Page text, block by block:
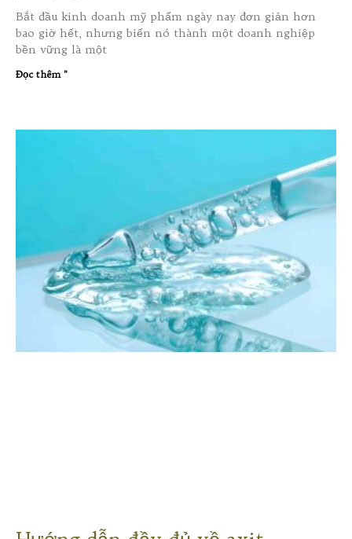
Bắt đầu kinh doanh mỹ phẩm ngày nay đơn giản hơn
bao giờ hết, nhưng biến nó thành một doanh nghiệp
bền vững là một
Đọc thêm "